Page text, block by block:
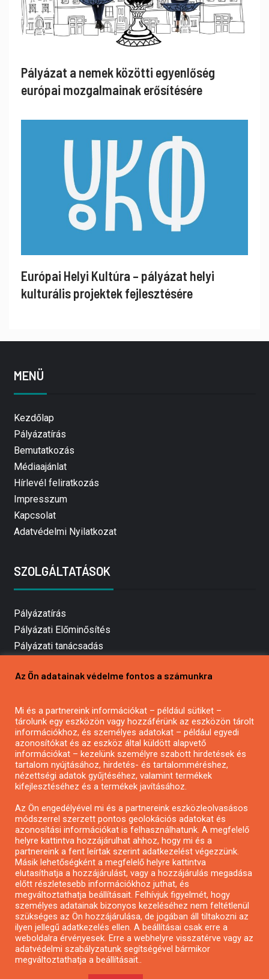
Pályázat a nemek közötti egyenlőség
európai mozgalmainak erősítésére
Európai Helyi Kultúra – pályázat helyi
kulturális projektek fejlesztésére
MENÜ
Kezdőlap
Pályázatírás
Bemutatkozás
Médiaajánlat
Hírlevél feliratkozás
Impresszum
Kapcsolat
Adatvédelmi Nyilatkozat
SZOLGÁLTATÁSOK
Pályázatírás
Pályázati Előminősítés
Pályázati tanácsadás
Mezőgazdasági pályázatírás
Pályázatírás civil szervezeteknek
Pályázatírás önkormányzatoknak
Pályázatfigyelés
Specifikus pályázatfigyelés vagy hírlevél
Pályázatok magánszemélyeknek
Pályázatok civil szervezeteknek
Pályázatok vállalkozásoknak
Önkormányzati pályázatok
Mezőgazdasági pályázatok
Falusi turizmus pályázatok
Napelem pályázatok
GINOP pályázatok
Az Ön adatainak védelme fontos a számunkra
Mi és a partnereink információkat – például sütiket –
tárolunk egy eszközön vagy hozzáférünk az eszközön tárolt
információkhoz, és személyes adatokat – például egyedi
azonosítókat és az eszköz által küldött alapvető
információkat – kezelünk személyre szabott hirdetések és
tartalom nyújtásához, hirdetés- és tartalomméréshez,
nézettségi adatok gyűjtéséhez, valamint termékek
kifejlesztéséhez és a termékek javításához.
Az Ön engedélyével mi és a partnereink eszközleolvasásos
módszerrel szerzett pontos geolokációs adatokat és
azonosítási információkat is felhasználhatunk. A megfelelő
helyre kattintva hozzájárulhat ahhoz, hogy mi és a
partnereink a fent leírtak szerint adatkezelést végezzünk.
Másik lehetőségként a megfelelő helyre kattintva
elutasíthatja a hozzájárulást, vagy a hozzájárulás megadása
előtt részletesebb információkhoz juthat, és
megváltoztathatja beállításait. Felhívjuk figyelmét, hogy
személyes adatainak bizonyos kezeléséhez nem feltétlenül
szükséges az Ön hozzájárulása, de jogában áll tiltakozni az
ilyen jellegű adatkezelés ellen. A beállításai csak erre a
weboldalra érvényesek. Erre a webhelyre visszatérve vagy az
adatvédelmi szabályzatunk segítségével bármikor
megváltoztathatja a beállításait..